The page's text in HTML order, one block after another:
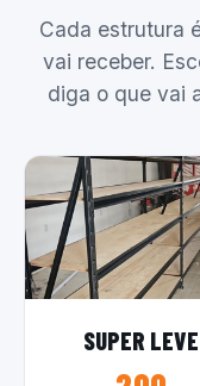
Cada estrutura
vai receber.
diga o que vai
SUPER LEVE